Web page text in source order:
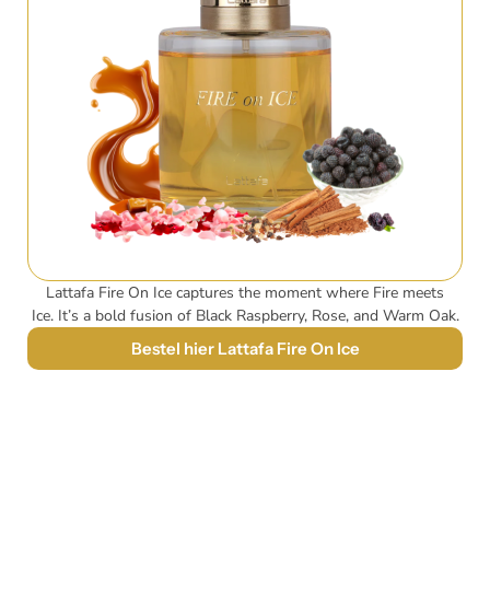
Lattafa Fire On Ice captures the moment where Fire meets
Ice. It’s a bold fusion of Black Raspberry, Rose, and Warm Oak.
Bestel hier Lattafa Fire On Ice